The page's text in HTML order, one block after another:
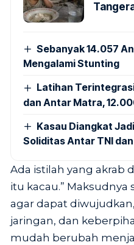
Sebanyak 14.057
Mengalami Stunting
Latihan Terintegrasi
dan Antar Matra,
Kasau Diangkat
Soliditas Antar TNI
Ada istilah yang akrab
itu kacau.”
agar dapat
jaringan, dan
mudah berubah